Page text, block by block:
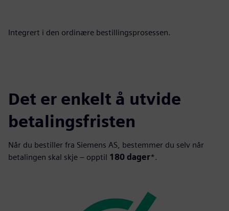
Integrert i den ordinære bestillingsprosessen.
Det er enkelt å utvide
betalingsfristen
Når du bestiller fra Siemens AS, bestemmer du selv når
betalingen skal skje – opptil 180 dager*.